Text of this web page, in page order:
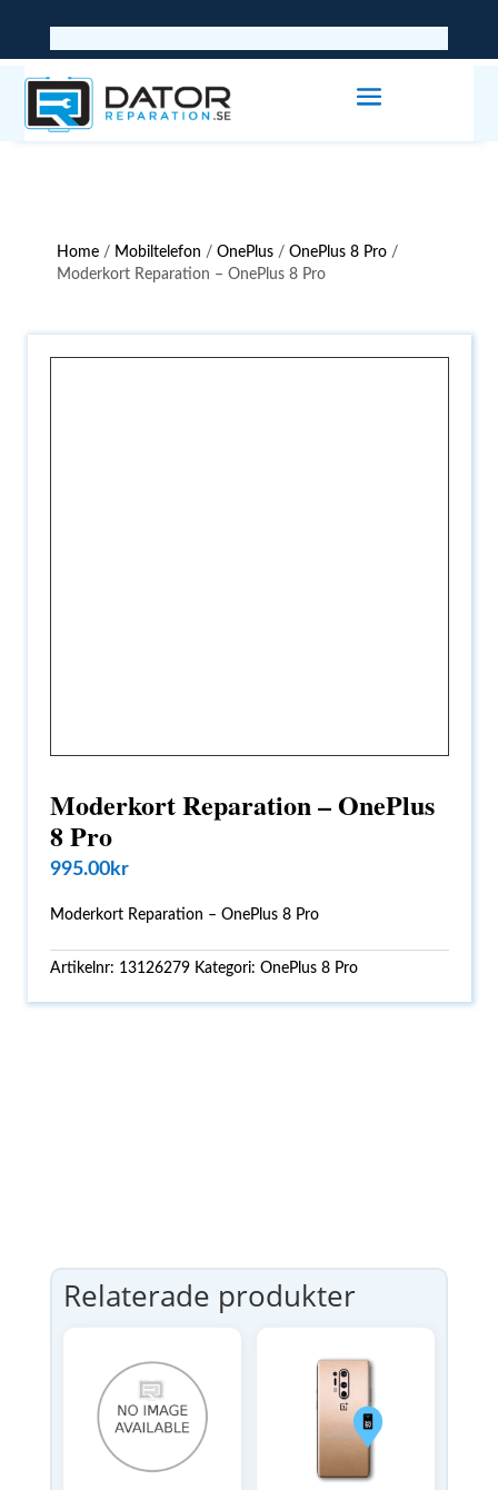
Home / Mobiltelefon /OnePlus /OnePlus 8 Pro /
Moderkort Reparation – OnePlus 8 Pro
Moderkort Reparation – OnePlus
8 Pro
995.00kr
Moderkort Reparation – OnePlus 8 Pro
Artikelnr: 13126279 Kategori:OnePlus 8 Pro
Relaterade produkter